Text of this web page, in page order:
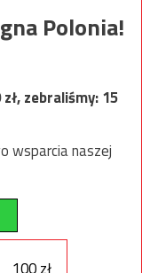
Polonia!
zł, zebraliśmy:15
wsparcia naszej
100 zł